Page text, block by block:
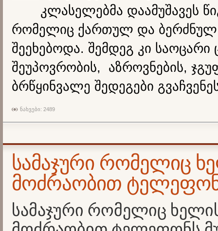
კლასელებმა დაამუშავეს
რომელიც ქართულ და ბერძნულ
შეეხებოდა. შემდეგ კი საოცარი
შეუპოვრობის, აზროვნების,
ბრწყინვალე შედეგები
ნახვები: 2489
სამაჯური რომელიც
მოძრაობით
სამაჯური რომელიც